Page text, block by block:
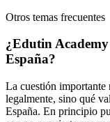
Otros temas frecuentes
¿Edutin Academy
España?
La cuestión importante
legalmente, sino qué
España. En principio